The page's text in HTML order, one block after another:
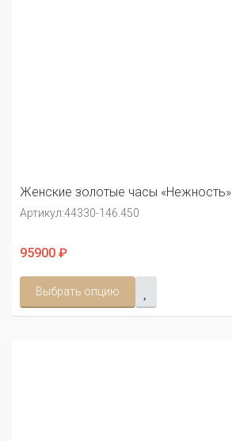
Женские золотые часы «Нежность»
Артикул:44330-146.450
95900 ₽
Выбрать опцию